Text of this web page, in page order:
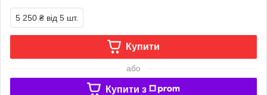
5 250 ₴ від 5 шт.
Купити
або
Купити з